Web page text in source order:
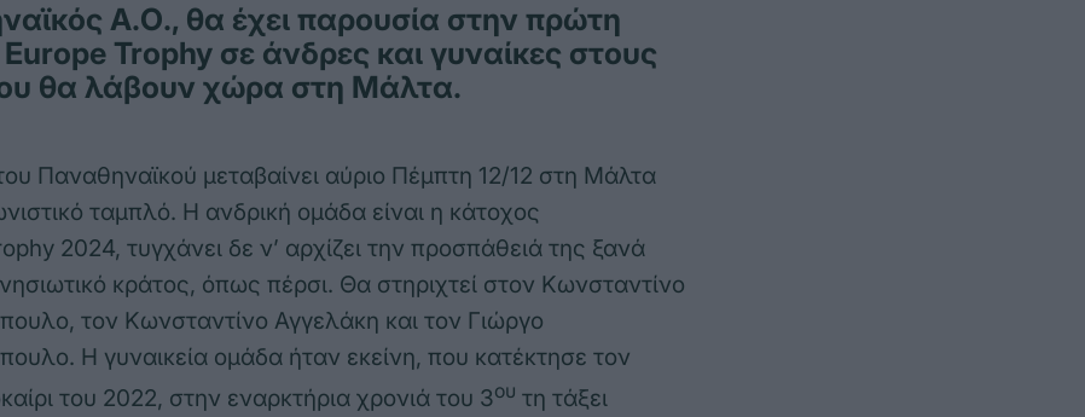
Α.Ο., θα έχει παρουσία στην πρώτη
Trophy σε άνδρες και γυναίκες στους
θα λάβουν χώρα στη Μάλτα.
Παναθηναϊκού μεταβαίνει αύριο Πέμπτη 12/12 στη Μάλτα
ταμπλό. Η ανδρική ομάδα είναι η κάτοχος
2024, τυγχάνει δε ν’ αρχίζει την προσπάθειά της ξανά
κράτος, όπως πέρσι. Θα στηριχτεί στον Κωνσταντίνο
τον Κωνσταντίνο Αγγελάκη και τον Γιώργο
Η γυναικεία ομάδα ήταν εκείνη, που κατέκτησε τον
του 2022, στην εναρκτήρια χρονιά του 3ου τη τάξει